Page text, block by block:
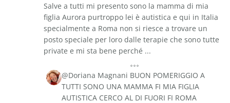
Salve a tutti mi presento sono la mamma di mia
figlia Aurora purtroppo lei è autistica e qui in Italia
specialmente a Roma non si riesce a trovare un
posto speciale per loro dalle terapie che sono tutte
private e mi sta bene perché ...
@Doriana Magnani BUON POMERIGGIO A
TUTTI SONO UNA MAMMA FI MIA FIGLIA
AUTISTICA CERCO AL DI FUORI FI ROMA